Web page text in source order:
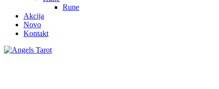
Rune
Akcija
Novo
Kontakt